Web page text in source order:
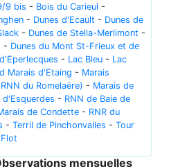
9 bis - Bois du Carieul -
- Dunes d'Ecault - Dunes de
- Dunes de Stella-Merlimont -
- Dunes du Mont St-Frieux et de
- Lac Bleu - Lac
Marais d'Etaing - Marais
du Romelaëre) - Marais de
d'Esquerdes - RNN de Baie de
de Condette - RNR du
- Terril de Pinchonvalles - Tour
mensuelles